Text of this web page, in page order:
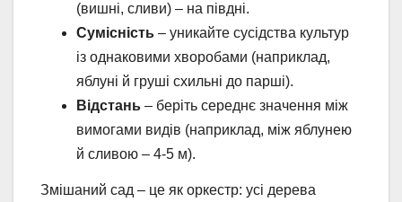
(вишні, сливи) – на півдні.
Сумісність – уникайте сусідства культур
із однаковими хворобами (наприклад,
яблуні й груші схильні до парші).
Відстань – беріть середнє значення між
вимогами видів (наприклад, між яблунею
й сливою – 4-5 м).
Змішаний сад – це як оркестр: усі дерева